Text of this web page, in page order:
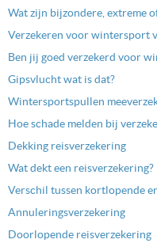
Wat zijn bijzondere, extreme
Verzekeren voor wintersport
Ben jij goed verzekerd voor
Gipsvlucht wat is dat?
Wintersportspullen
Hoe schade melden bij
Dekking reisverzekering
Wat dekt een reisverzekering?
Verschil tussen kortlopende
Annuleringsverzekering
Doorlopende reisverzekering